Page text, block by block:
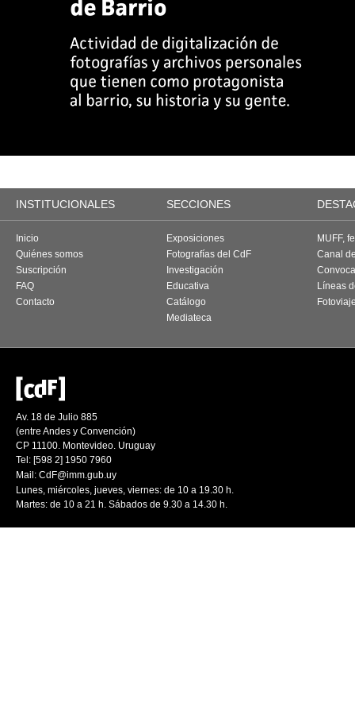
INSTITUCIONALES SECCIONES
Inicio
Quiénes somos
Suscripción
FAQ
Contacto
Exposiciones
Fotografías del CdF
Investigación
Educativa
Catálogo
Mediateca
MUFF,
Canal
Líneas
Av. 18 de Julio 885
(entre Andes y Convención)
CP 11100. Montevideo. Uruguay
Tel: [598 2] 1950 7960
Mail: CdF@imm.gub.uy
Lunes, miércoles, jueves, viernes: de 10 a 19.30 h.
Martes: de 10 a 21 h. Sábados de 9.30 a 14.30 h.